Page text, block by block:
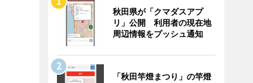
秋田県が「クマダスアプ
リ」公開 利用者の現在地
周辺情報をプッシュ通知
「秋田竿燈まつり」の竿燈